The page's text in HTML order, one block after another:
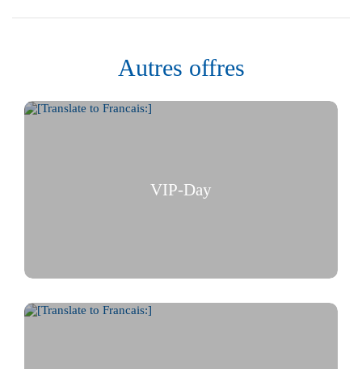
Autres offres
VIP-Day